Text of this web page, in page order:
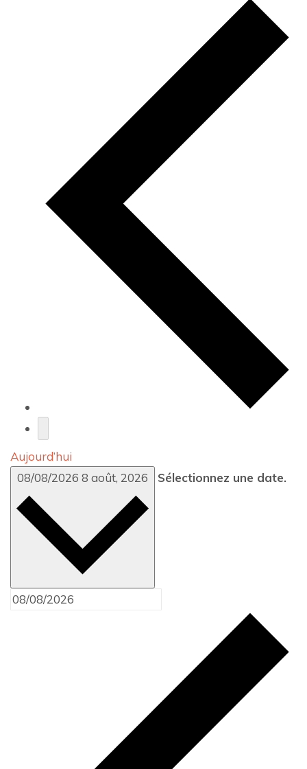
Aujourd’hui
08/08/2026 8 août, 2026 Sélectionnez une date.